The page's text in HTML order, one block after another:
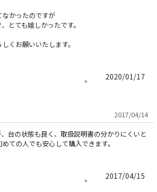
かったのですが
とても嬉しかったです。
くお願いいたします。
2020/01/17
2017/04/14
台の状態も良く、取扱説明書の分かりにくいと
ての人でも安心して購入できます。
2017/04/15